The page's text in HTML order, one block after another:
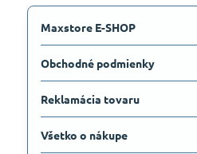
Maxstore E-SHOP
Obchodné podmienky
Reklamácia tovaru
Všetko o nákupe